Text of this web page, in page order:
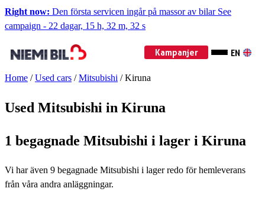
Right now: Den första servicen ingår på massor av bilar See
campaign - 22 dagar, 15 h, 32 m, 32 s
Kampanjer EN
Home / Used cars / Mitsubishi / Kiruna
Used Mitsubishi in Kiruna
1 begagnade Mitsubishi i lager i Kiruna
Vi har även 9 begagnade Mitsubishi i lager redo för hemleverans
från våra andra anläggningar.